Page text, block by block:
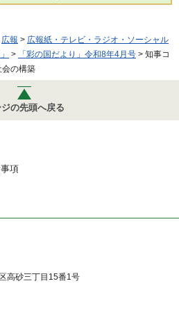
広報 > 広報紙・テレビ・ラジオ・ソーシャル
> 「彩の国だより」令和8年4月号 > 知事コ
会の構築
の先頭へ戻る
項
高砂三丁目15番1号